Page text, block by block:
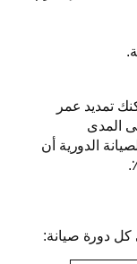
تمديد عمر
المدى
الدورية أن
كل دورة صيانة: